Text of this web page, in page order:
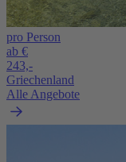
pro Person
ab €
243,-
Griechenland
Alle Angebote